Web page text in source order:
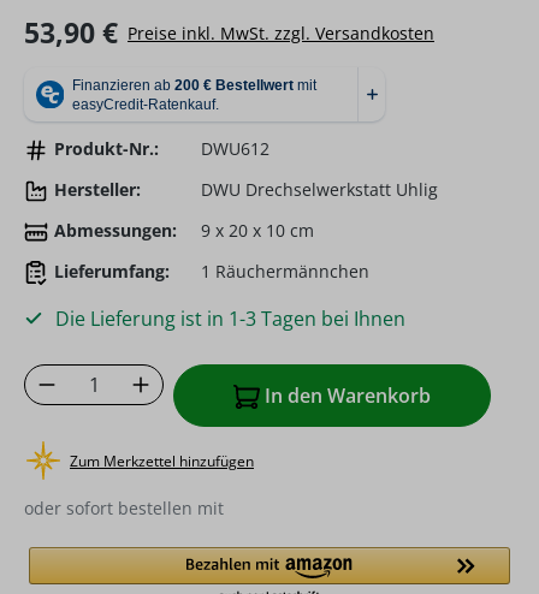
Regulärer Preis:
53,90 € Preise inkl. MwSt. zzgl. Versandkosten
Produkt-Nr.:
DWU612
Hersteller:
DWU Drechselwerkstatt Uhlig
Abmessungen:
9 x 20 x 10 cm
Lieferumfang:
1 Räuchermännchen
Die Lieferung ist in 1-3 Tagen bei Ihnen
Produkt Anzahl: Gib den gewünschten
In den Warenkorb
Zum Merkzettel hinzufügen
oder sofort bestellen mit